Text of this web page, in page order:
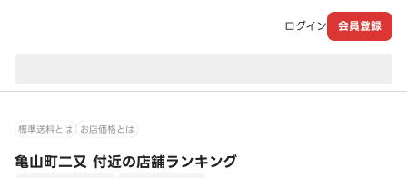
ログイン 会員登録
標準送料とは お店価格とは
亀山町二又 付近の店舗ランキング